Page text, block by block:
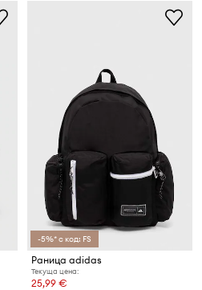
-5%* с код: FS
Раница adidas
Текуща цена:
25,99 €